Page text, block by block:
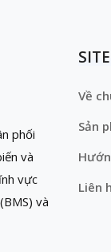
phối
và
vực
và
Về
Sản
Liên